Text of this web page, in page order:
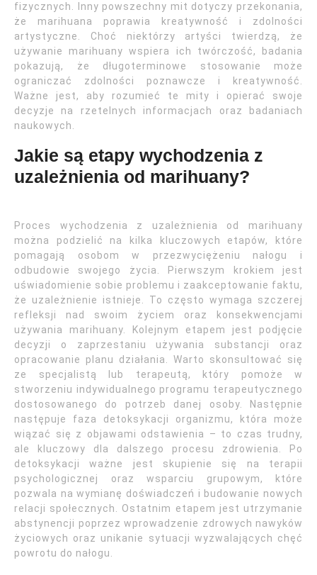
fizycznych. Inny powszechny mit dotyczy przekonania,
że marihuana poprawia kreatywność i zdolności
artystyczne. Choć niektórzy artyści twierdzą, że
używanie marihuany wspiera ich twórczość, badania
pokazują, że długoterminowe stosowanie może
ograniczać zdolności poznawcze i kreatywność.
Ważne jest, aby rozumieć te mity i opierać swoje
decyzje na rzetelnych informacjach oraz badaniach
naukowych.
Jakie są etapy wychodzenia z
uzależnienia od marihuany?
Proces wychodzenia z uzależnienia od marihuany
można podzielić na kilka kluczowych etapów, które
pomagają osobom w przezwyciężeniu nałogu i
odbudowie swojego życia. Pierwszym krokiem jest
uświadomienie sobie problemu i zaakceptowanie faktu,
że uzależnienie istnieje. To często wymaga szczerej
refleksji nad swoim życiem oraz konsekwencjami
używania marihuany. Kolejnym etapem jest podjęcie
decyzji o zaprzestaniu używania substancji oraz
opracowanie planu działania. Warto skonsultować się
ze specjalistą lub terapeutą, który pomoże w
stworzeniu indywidualnego programu terapeutycznego
dostosowanego do potrzeb danej osoby. Następnie
następuje faza detoksykacji organizmu, która może
wiązać się z objawami odstawienia – to czas trudny,
ale kluczowy dla dalszego procesu zdrowienia. Po
detoksykacji ważne jest skupienie się na terapii
psychologicznej oraz wsparciu grupowym, które
pozwala na wymianę doświadczeń i budowanie nowych
relacji społecznych. Ostatnim etapem jest utrzymanie
abstynencji poprzez wprowadzenie zdrowych nawyków
życiowych oraz unikanie sytuacji wyzwalających chęć
powrotu do nałogu.